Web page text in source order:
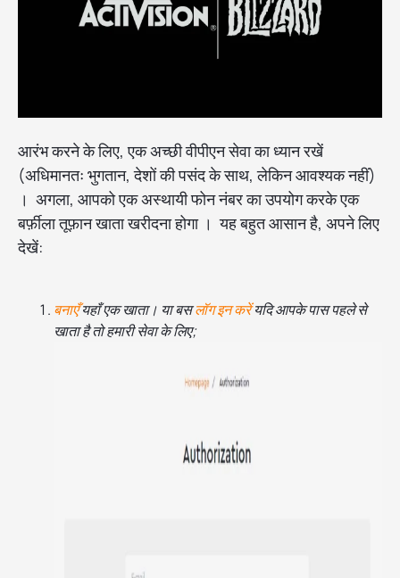
आरंभ करने के लिए, एक अच्छी वीपीएन सेवा का ध्यान रखें
(अधिमानतः भुगतान, देशों की पसंद के साथ, लेकिन आवश्यक नहीं)
। अगला, आपको एक अस्थायी फोन नंबर का उपयोग करके एक
बर्फ़ीला तूफ़ान खाता खरीदना होगा । यह बहुत आसान है, अपने लिए
देखें:
बनाएँयहाँ एक खाता। या बसलॉग इन करेंयदि आपके पास पहले से
खाता है तो हमारी सेवा के लिए;